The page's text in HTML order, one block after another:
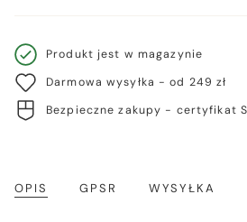
Produkt jest w magazynie
Darmowa wysyłka - od 249 zł
Bezpieczne zakupy - certyfikat
OPIS GPSR WYSYŁKA